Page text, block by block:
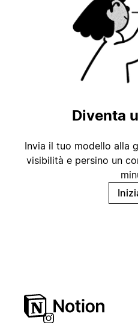
Diventa
Invia il tuo modello alla
visibilità e persino un